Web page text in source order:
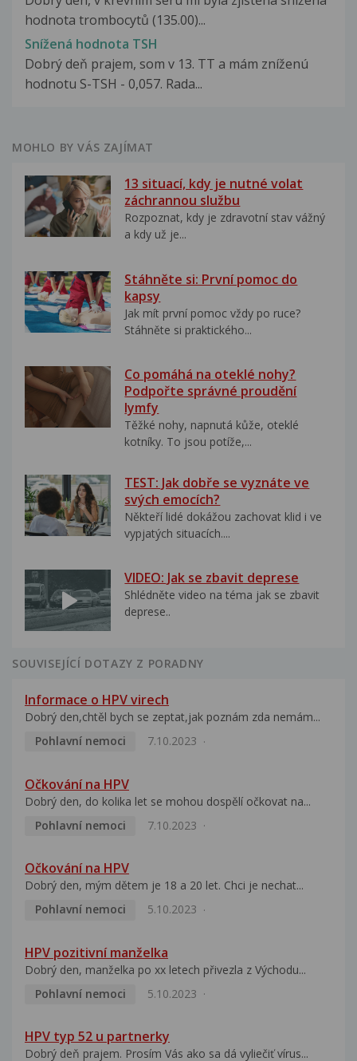
hodnota trombocytů (135.00)...
Snížená hodnota TSH
Dobrý deň prajem, som v 13. TT a mám zníženú
hodnotu S-TSH - 0,057. Rada...
MOHLO BY VÁS ZAJÍMAT
13 situací, kdy je nutné volat
záchrannou službu
Rozpoznat, kdy je zdravotní stav vážný
a kdy už je...
Stáhněte si: První pomoc do
kapsy
Jak mít první pomoc vždy po ruce?
Stáhněte si praktického...
Co pomáhá na oteklé nohy?
Podpořte správné proudění
lymfy
Těžké nohy, napnutá kůže, oteklé
kotníky. To jsou potíže,...
TEST: Jak dobře se vyznáte ve
svých emocích?
Někteří lidé dokážou zachovat klid i ve
vypjatých situacích....
VIDEO: Jak se zbavit deprese
Shlédněte video na téma jak se zbavit
deprese..
SOUVISEJÍCÍ DOTAZY Z PORADNY
Informace o HPV virech
Dobrý den,chtěl bych se zeptat,jak poznám zda nemám...
Pohlavní nemoci
7.10.2023
Očkování na HPV
Dobrý den, do kolika let se mohou dospělí očkovat na...
Pohlavní nemoci
7.10.2023
Očkování na HPV
Dobrý den, mým dětem je 18 a 20 let. Chci je nechat...
Pohlavní nemoci
5.10.2023
HPV pozitivní manželka
Dobrý den, manželka po xx letech přivezla z Východu...
Pohlavní nemoci
5.10.2023
HPV typ 52 u partnerky
Dobrý deň prajem. Prosím Vás ako sa dá vyliečiť vírus...